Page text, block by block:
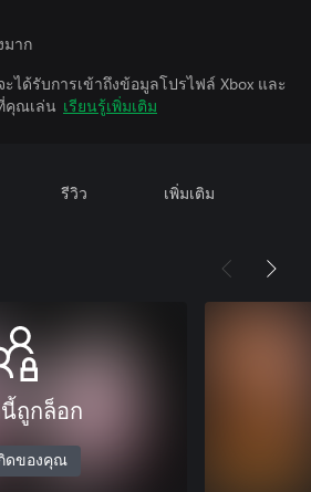
มาก
ได้รับการเข้าถึงข้อมูลโปรไฟล์ Xbox และ
คุณเล่น เรียนรู้เพิ่มเติม
รีวิว เพิ่มเติม
ถูกล็อก
ดของคุณ